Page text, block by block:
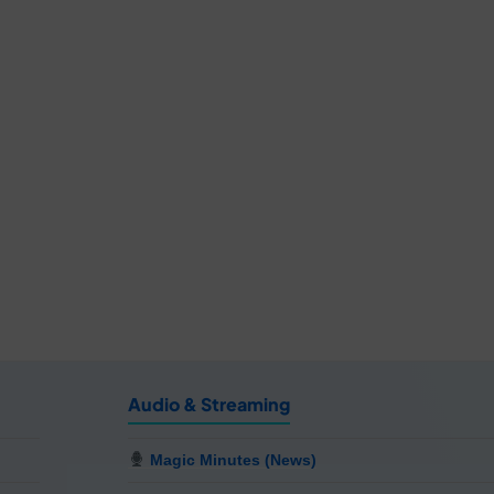
Audio & Streaming
Magic Minutes (News)